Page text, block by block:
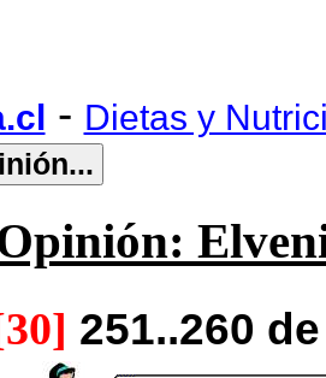
- Dietas y
251..260